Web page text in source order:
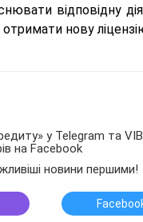
відповідну
отримати нову
у Telegram та
на Facebook
новини першими!